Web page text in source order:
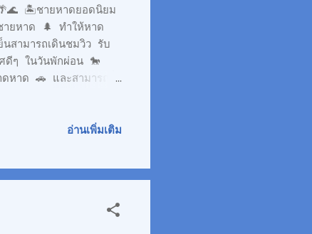
🏝ชายหาดยอดนิยม
ายหาด 🌲 ทำให้หาด
นสามารถเดินชมวิว รับ
ศดีๆ ในวันพักผ่อน 🐎
หาด 🚗 และสามารถวิ่ง
งของฝากที่ระลึก
มวิวรอบๆ ชายหาด,
อ่านเพิ่มเติม